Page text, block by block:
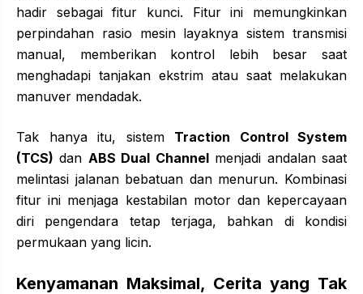
hadir sebagai fitur kunci. Fitur ini memungkinkan
perpindahan rasio mesin layaknya sistem transmisi
manual, memberikan kontrol lebih besar saat
menghadapi tanjakan ekstrim atau saat melakukan
manuver mendadak.
Tak hanya itu, sistem Traction Control System
(TCS) dan ABS Dual Channelmenjadi andalan saat
melintasi jalanan bebatuan dan menurun. Kombinasi
fitur ini menjaga kestabilan motor dan kepercayaan
diri pengendara tetap terjaga, bahkan di kondisi
permukaan yang licin.
Kenyamanan Maksimal, Cerita yang Tak